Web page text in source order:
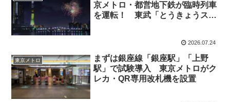
京メトロ・都営地下鉄が臨時列車
を運転！ 東武「とうきょうスカ
2026.07.24
東京メトロ
まずは銀座線「銀座駅」「上野
駅」で試験導入 東京メトロがク
レカ・QR専用改札機を設置